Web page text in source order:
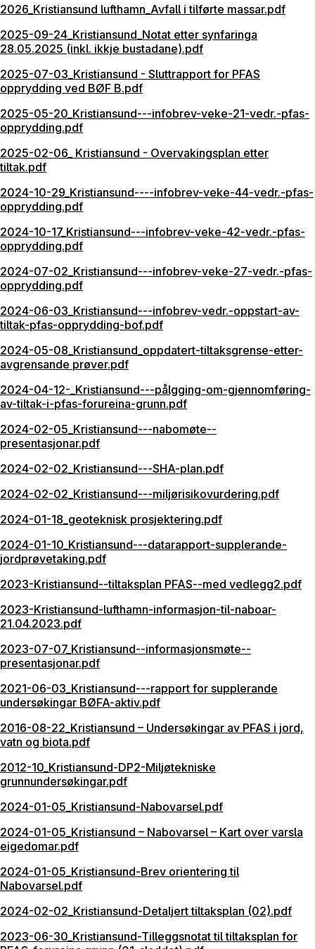
2026_Kristiansund lufthamn_Avfall i tilførte massar.pdf
2025-09-24_Kristiansund_Notat etter synfaringa
28.05.2025 (inkl. ikkje bustadane).pdf
2025-07-03_Kristiansund - Sluttrapport for PFAS
opprydding ved BØF B.pdf
2025-05-20_Kristiansund---infobrev-veke-21-vedr.-pfas-
opprydding.pdf
2025-02-06_ Kristiansund - Overvakingsplan etter
tiltak.pdf
2024-10-29_Kristiansund----infobrev-veke-44-vedr.-pfas-
opprydding.pdf
2024-10-17_Kristiansund---infobrev-veke-42-vedr.-pfas-
opprydding.pdf
2024-07-02_Kristiansund---infobrev-veke-27-vedr.-pfas-
opprydding.pdf
2024-06-03_Kristiansund---infobrev-vedr.-oppstart-av-
tiltak-pfas-opprydding-bof.pdf
2024-05-08_Kristiansund_oppdatert-tiltaksgrense-etter-
avgrensande prøver.pdf
2024-04-12-_Kristiansund---pålgging-om-gjennomføring-
av-tiltak-i-pfas-forureina-grunn.pdf
2024-02-05_Kristiansund---nabomøte--
presentasjonar.pdf
2024-02-02_Kristiansund---SHA-plan.pdf
2024-02-02_Kristiansund---miljørisikovurdering.pdf
2024-01-18_geoteknisk prosjektering.pdf
2024-01-10_Kristiansund---datarapport-supplerande-
jordprøvetaking.pdf
2023-Kristiansund--tiltaksplan PFAS--med vedlegg2.pdf
2023-Kristiansund-lufthamn-informasjon-til-naboar-
21.04.2023.pdf
2023-07-07_Kristiansund--informasjonsmøte--
presentasjonar.pdf
2021-06-03_Kristiansund---rapport for supplerande
undersøkingar BØFA-aktiv.pdf
2016-08-22_Kristiansund – Undersøkingar av PFAS i jord,
vatn og biota.pdf
2012-10_Kristiansund-DP2-Miljøtekniske
grunnundersøkingar.pdf
2024-01-05_Kristiansund-Nabovarsel.pdf
2024-01-05_Kristiansund – Nabovarsel – Kart over varsla
eigedomar.pdf
2024-01-05_Kristiansund-Brev orientering til
Nabovarsel.pdf
2024-02-02_Kristiansund-Detaljert tiltaksplan (02).pdf
2023-06-30_Kristiansund-Tilleggsnotat til tiltaksplan for